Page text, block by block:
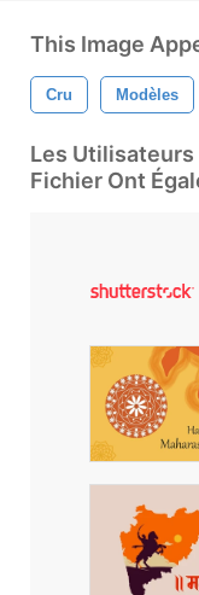
This Image
Cru Modèles
Les Utilisateurs
Fichier Ont